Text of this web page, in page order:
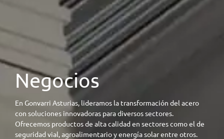
Negocios
En Gonvarri Asturias, lideramos la transformación del acero
con soluciones innovadoras para diversos sectores.
Ofrecemos productos de alta calidad en sectores como el de
seguridad vial, agroalimentario y energía solar entre otros.